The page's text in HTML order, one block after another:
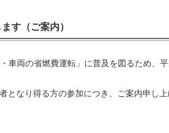
す（ご案内）
車両の省燃費運転」に普及を図るため、
となり得る方の参加につき、ご案内申し